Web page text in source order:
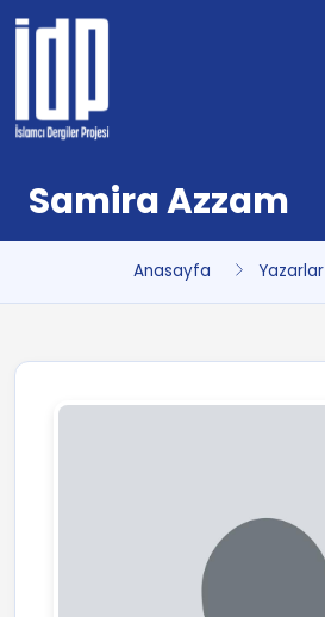
Samira Azzam
Anasayfa Yazarlar